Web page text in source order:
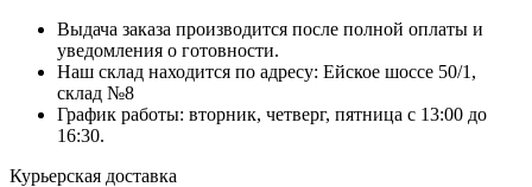
Выдача заказа производится после полной оплаты и
уведомления о готовности.
Наш склад находится по адресу: Ейское шоссе 50/1,
склад №8
График работы: вторник, четверг, пятница с 13:00 до
16:30.
Курьерская доставка